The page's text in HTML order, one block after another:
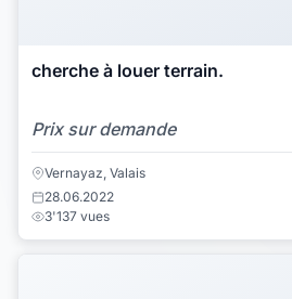
cherche à louer terrain.
Prix sur demande
Vernayaz, Valais
28.06.2022
3'137 vues